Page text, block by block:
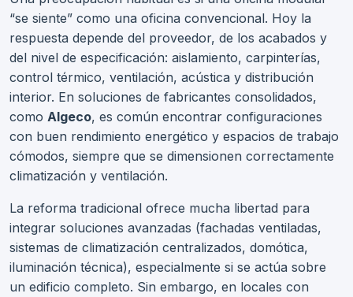
“se siente” como una oficina convencional. Hoy la
respuesta depende del proveedor, de los acabados y
del nivel de especificación: aislamiento, carpinterías,
control térmico, ventilación, acústica y distribución
interior. En soluciones de fabricantes consolidados,
como Algeco, es común encontrar configuraciones
con buen rendimiento energético y espacios de trabajo
cómodos, siempre que se dimensionen correctamente
climatización y ventilación.
La reforma tradicional ofrece mucha libertad para
integrar soluciones avanzadas (fachadas ventiladas,
sistemas de climatización centralizados, domótica,
iluminación técnica), especialmente si se actúa sobre
un edificio completo. Sin embargo, en locales con